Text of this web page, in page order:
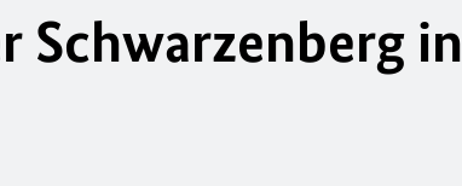
Schwarzenberg in